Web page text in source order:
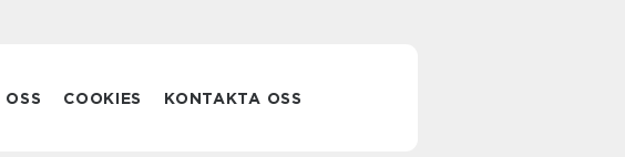
OSS COOKIES KONTAKTA OSS